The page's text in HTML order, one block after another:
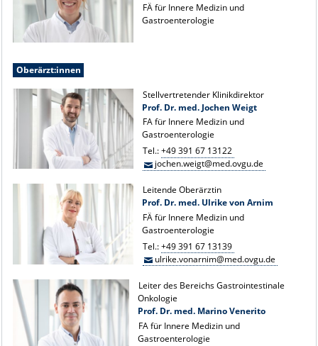
FÄ für Innere Medizin und
Gastroenterologie
Oberärzt:innen
Stellvertretender Klinikdirektor
Prof. Dr. med. Jochen Weigt
FA für Innere Medizin und
Gastroenterologie
Tel.:+49 391 67 13122
jochen.weigt@med.ovgu.de
Leitende Oberärztin
Prof. Dr. med. Ulrike von Arnim
FÄ für Innere Medizin und
Gastroenterologie
Tel.:+49 391 67 13139
ulrike.vonarnim@med.ovgu.de
Leiter des Bereichs Gastrointestinale
Onkologie
Prof. Dr. med. Marino Venerito
FA für Innere Medizin und
Gastroenterologie